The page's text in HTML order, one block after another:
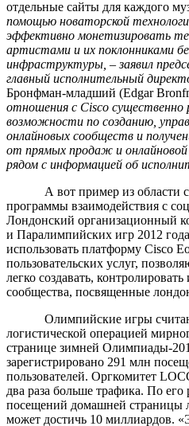
отдельные сайты для каждого
помощью новаторской
эффективно монетизировать
артистами и их поклонниками
инфраструктуры, – заявил
главный исполнительный
Бронфман-младший (Edgar
отношения с Cisco
возможности по созданию,
онлайновых сообществ и
от прямых продаж и
рядом с информацией об
А вот пример из области
программы взаимодействия с
Лондонский организационный
и Паралимпийских игр 2012
использовать платформу Cisco
пользовательских услуг,
легко создавать,
сообщества, посвященные
Олимпийские игры
логистической операцией
странице зимней Олимпиады-
зарегистрировано 291 млн
пользователей. Оргкомитет
два раза больше трафика. По его
посещений домашней страницы
может достичь 10 миллиардов.